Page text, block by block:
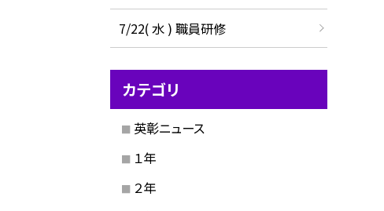
7/22( 水 ) 職員研修
カテゴリ
英彰ニュース
１年
２年